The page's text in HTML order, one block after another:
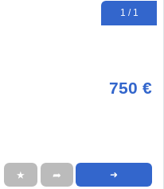
1 / 1
750 €
★ ➦ ➜